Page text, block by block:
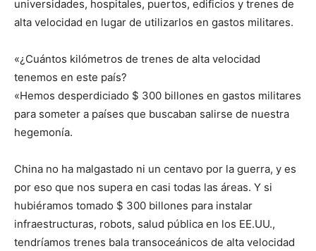
universidades, hospitales, puertos, edificios y trenes de
alta velocidad en lugar de utilizarlos en gastos militares.
«¿Cuántos kilómetros de trenes de alta velocidad
tenemos en este país?
«Hemos desperdiciado $ 300 billones en gastos militares
para someter a países que buscaban salirse de nuestra
hegemonía.
China no ha malgastado ni un centavo por la guerra, y es
por eso que nos supera en casi todas las áreas. Y si
hubiéramos tomado $ 300 billones para instalar
infraestructuras, robots, salud pública en los EE.UU.,
tendríamos trenes bala transoceánicos de alta velocidad